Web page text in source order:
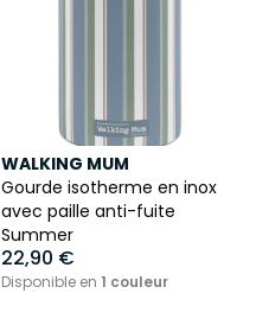
WALKING MUM
Gourde isotherme en inox
avec paille anti-fuite
Summer
22,90 €
Disponible en 1 couleur